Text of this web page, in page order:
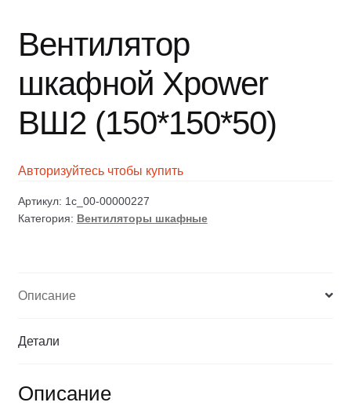
Вентилятор
шкафной Xpower
ВШ2 (150*150*50)
Авторизуйтесь чтобы купить
Артикул: 1c_00-00000227
Категория: Вентиляторы шкафные
Описание
Детали
Описание